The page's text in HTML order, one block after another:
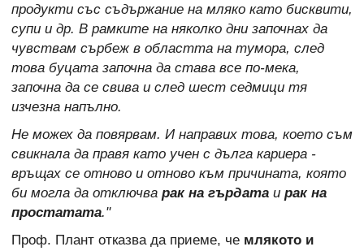
продукти със съдържание на мляко като бисквити,
супи и др. В рамките на няколко дни започнах да
чувствам сърбеж в областта на тумора, след
това буцата започна да става все по-мека,
започна да се свива и след шест седмици тя
изчезна напълно.
Не можех да повярвам. И направих това, което съм
свикнала да правя като учен с дълга кариера -
връщах се отново и отново към причината, която
би могла да отключва рак на гърдата и рак на
простатата."
Проф. Плант отказва да приеме, че млякото и